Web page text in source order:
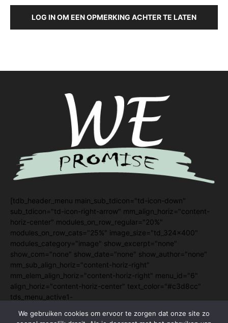
LOG IN OM EEN OPMERKING ACHTER TE LATEN
[tdb_header_menu main_sub_tdicon="td-icon-down"
sub_tdicon="td-icon-right-arrow" mm_align_horiz="content-
horiz-center" modules_on_row_regular="20%"
modules_on_row_cats="25%" image_size="td_324x400"
modules_category="image" show_excerpt="none"
show_com="none" show_date="none" show_author="none"
mm_sub_align_horiz="content-horiz-right"
mm_elem_align_horiz="content-horiz-right" menu_id="6"
align_horiz="content-horiz-center" text_color="#c3d8cc"
tds_menu_active1-
We gebruiken cookies om ervoor te zorgen dat onze site zo